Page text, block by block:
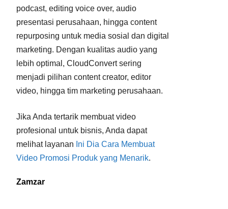
podcast, editing voice over, audio
presentasi perusahaan, hingga content
repurposing untuk media sosial dan digital
marketing. Dengan kualitas audio yang
lebih optimal, CloudConvert sering
menjadi pilihan content creator, editor
video, hingga tim marketing perusahaan.
Jika Anda tertarik membuat video
profesional untuk bisnis, Anda dapat
melihat layanan Ini Dia Cara Membuat
Video Promosi Produk yang Menarik.
Zamzar